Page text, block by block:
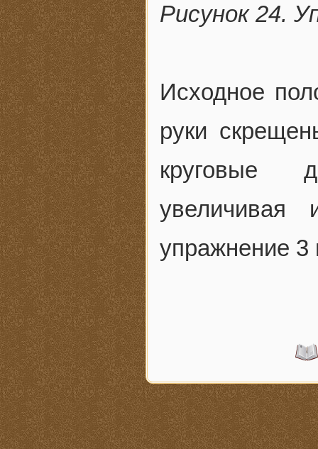
Рисунок 24.
Исходное
руки
круговые
увеличивая
упражнение 3